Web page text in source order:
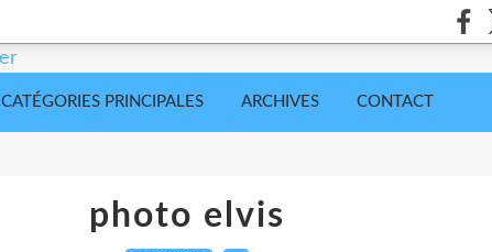
CATÉGORIES PRINCIPALES ARCHIVES CONTACT
photo elvis